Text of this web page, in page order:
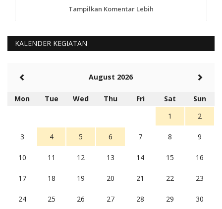
anggy (anakkaos@gmail.com)
Kami perantu bisa baca langsung terkait Pilkada Sumba
5 tahun Yang lalu
Rambu (rambu03@gmail.com)
Berita Polres Sumba Barat Mantap
5 tahun Yang lalu
Balas
16
Tampilkan Komentar Lebih
KALENDER KEGIATAN
August 2026
Mon Tue Wed Thu Fri Sat
Sun
1
2
3 4 5 6 7 8 9
10 11 12 13 14 15 16
17 18 19 20 21 22 23
24 25 26 27 28 29 30